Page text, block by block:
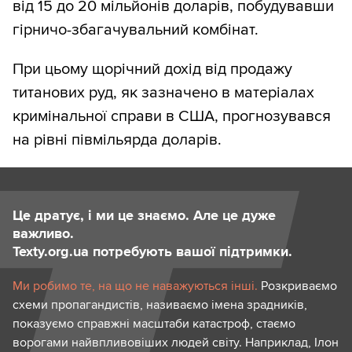
від 15 до 20 мільйонів доларів, побудувавши
гірничо-збагачувальний комбінат.
При цьому щорічний дохід від продажу
титанових руд, як зазначено в матеріалах
кримінальної справи в США, прогнозувався
на рівні півмільярда доларів.
Це дратує, і ми це знаємо. Але це дуже
важливо.
Texty.org.ua потребують вашої підтримки.
Ми робимо те, на що не наважуються інші. Розкриваємо
схеми пропагандистів, називаємо імена зрадників,
показуємо справжні масштаби катастроф, стаємо
ворогами найвпливовіших людей світу. Наприклад, Ілон